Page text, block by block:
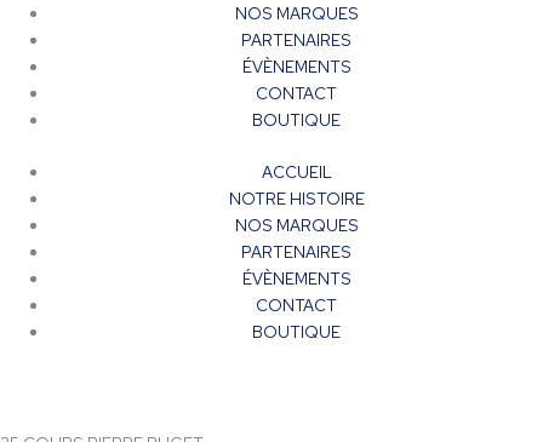
NOS MARQUES
PARTENAIRES
ÉVÈNEMENTS
CONTACT
BOUTIQUE
ACCUEIL
NOTRE HISTOIRE
NOS MARQUES
PARTENAIRES
ÉVÈNEMENTS
CONTACT
BOUTIQUE